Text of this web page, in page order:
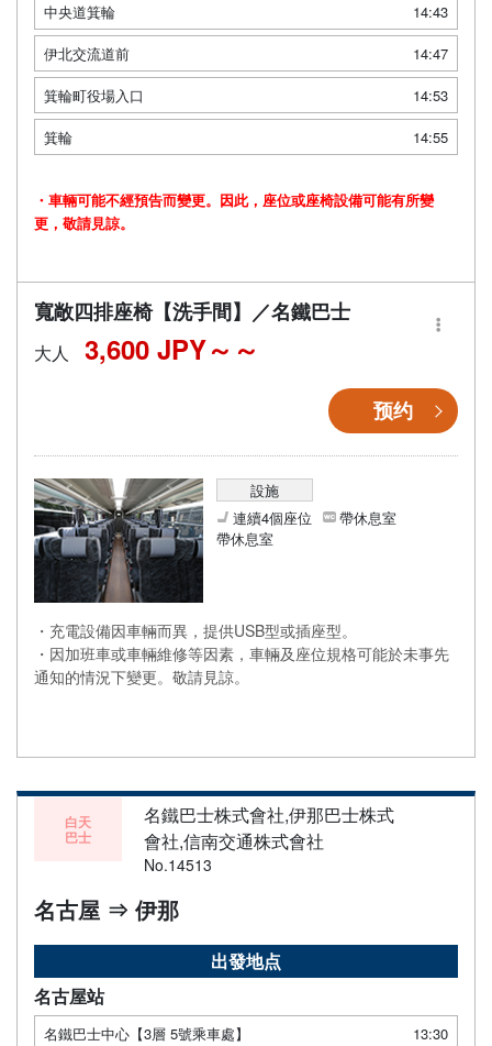
中央道箕輪
14:43
伊北交流道前
14:47
箕輪町役場入口
14:53
箕輪
14:55
・車輛可能不經預告而變更。因此，座位或座椅設備可能有所變
更，敬請見諒。
寬敞四排座椅【洗手間】／名鐵巴士
大人 3,600 JPY～
预约
設施
連續4個座位
帶休息室
帶休息室
・充電設備因車輛而異，提供USB型或插座型。
・因加班車或車輛維修等因素，車輛及座位規格可能於未事先
通知的情況下變更。敬請見諒。
白天
巴士
名鐵巴士株式會社,伊那巴士株式
會社,信南交通株式會社
No.14513
名古屋 ⇒ 伊那
出發地点
名古屋站
名鐵巴士中心【3層 5號乘車處】 13:30